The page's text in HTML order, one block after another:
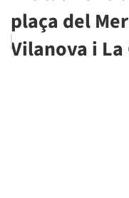
plaça del
Vilanova i